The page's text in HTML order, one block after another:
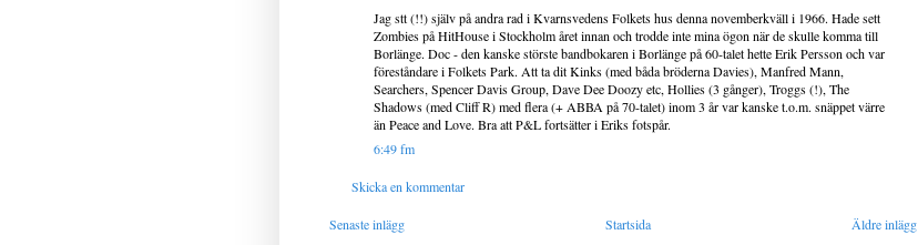
Jag stt (!!) själv på andra rad i Kvarnsvedens Folkets hus denna novemberkväll i 1966. Hade sett
Zombies på HitHouse i Stockholm året innan och trodde inte mina ögon när de skulle komma till
Borlänge. Doc - den kanske störste bandbokaren i Borlänge på 60-talet hette Erik Persson och var
föreståndare i Folkets Park. Att ta dit Kinks (med båda bröderna Davies), Manfred Mann,
Searchers, Spencer Davis Group, Dave Dee Doozy etc, Hollies (3 gånger), Troggs (!), The
Shadows (med Cliff R) med flera (+ ABBA på 70-talet) inom 3 år var kanske t.o.m. snäppet värre
än Peace and Love. Bra att P&L fortsätter i Eriks fotspår.
6:49 fm
Skicka en kommentar
Senaste inlägg Äldre inlägg
Startsida